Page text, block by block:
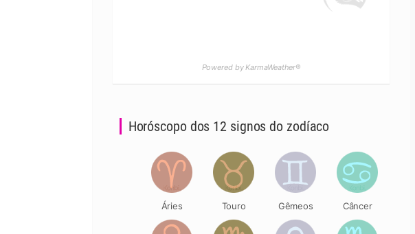
Powered by KarmaWeather®
Horóscopo dos 12 signos do zodíaco
Áries Touro Gêmeos Câncer